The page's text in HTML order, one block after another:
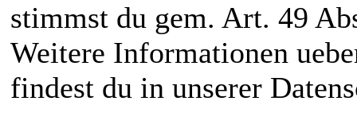
stimmst du gem. Art. 49
Weitere Informationen
findest du in unserer